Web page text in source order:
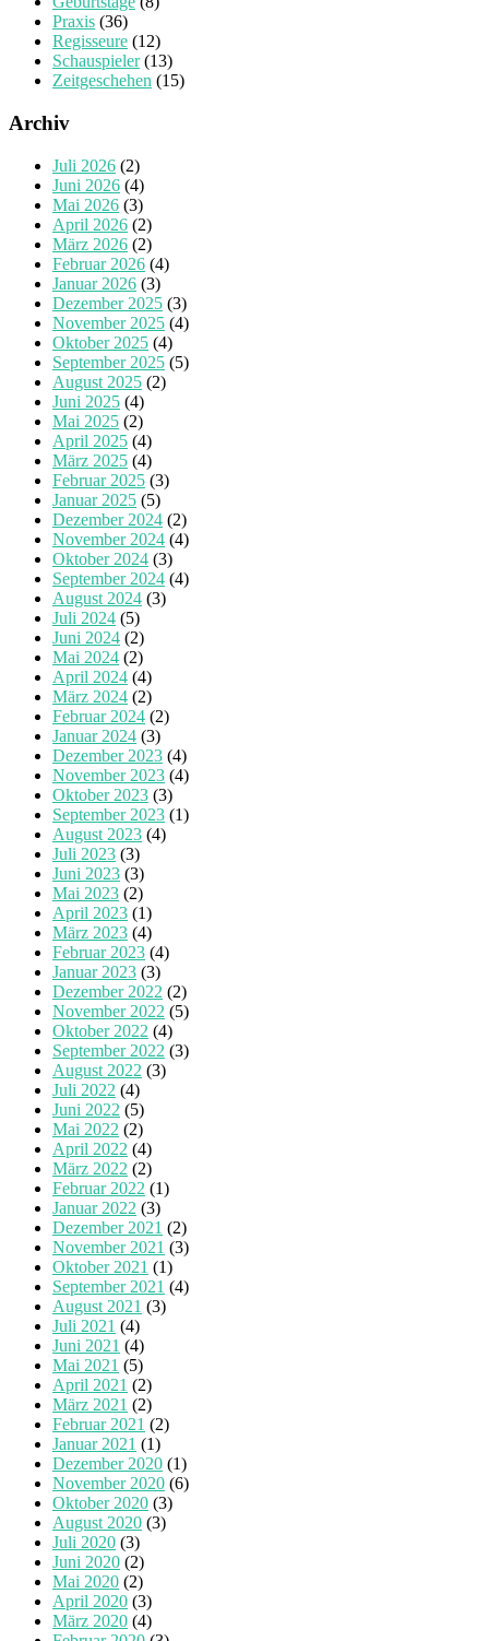
Praxis (36)
Regisseure (12)
Schauspieler(13)
Zeitgeschehen (15)
Archiv
Juli 2026 (2)
Juni 2026 (4)
Mai 2026 (3)
April 2026 (2)
März 2026 (2)
Februar 2026 (4)
Januar 2026 (3)
Dezember 2025 (3)
November 2025 (4)
Oktober 2025 (4)
September 2025 (5)
August 2025 (2)
Juni 2025 (4)
Mai 2025 (2)
April 2025 (4)
März 2025 (4)
Februar 2025 (3)
Januar 2025 (5)
Dezember 2024 (2)
November 2024 (4)
Oktober 2024 (3)
September 2024 (4)
August 2024 (3)
Juli 2024 (5)
Juni 2024 (2)
Mai 2024 (2)
April 2024 (4)
März 2024 (2)
Februar 2024 (2)
Januar 2024 (3)
Dezember 2023 (4)
November 2023 (4)
Oktober 2023 (3)
September 2023 (1)
August 2023 (4)
Juli 2023 (3)
Juni 2023 (3)
Mai 2023 (2)
April 2023 (1)
März 2023 (4)
Februar 2023 (4)
Januar 2023 (3)
Dezember 2022 (2)
November 2022 (5)
Oktober 2022 (4)
September 2022 (3)
August 2022 (3)
Juli 2022 (4)
Juni 2022 (5)
Mai 2022 (2)
April 2022 (4)
März 2022 (2)
Februar 2022 (1)
Januar 2022 (3)
Dezember 2021 (2)
November 2021 (3)
Oktober 2021 (1)
September 2021 (4)
August 2021 (3)
Juli 2021 (4)
Juni 2021 (4)
Mai 2021 (5)
April 2021 (2)
März 2021 (2)
Februar 2021 (2)
Januar 2021 (1)
Dezember 2020 (1)
November 2020 (6)
Oktober 2020 (3)
August 2020 (3)
Juli 2020 (3)
Juni 2020 (2)
Mai 2020 (2)
April 2020 (3)
März 2020 (4)